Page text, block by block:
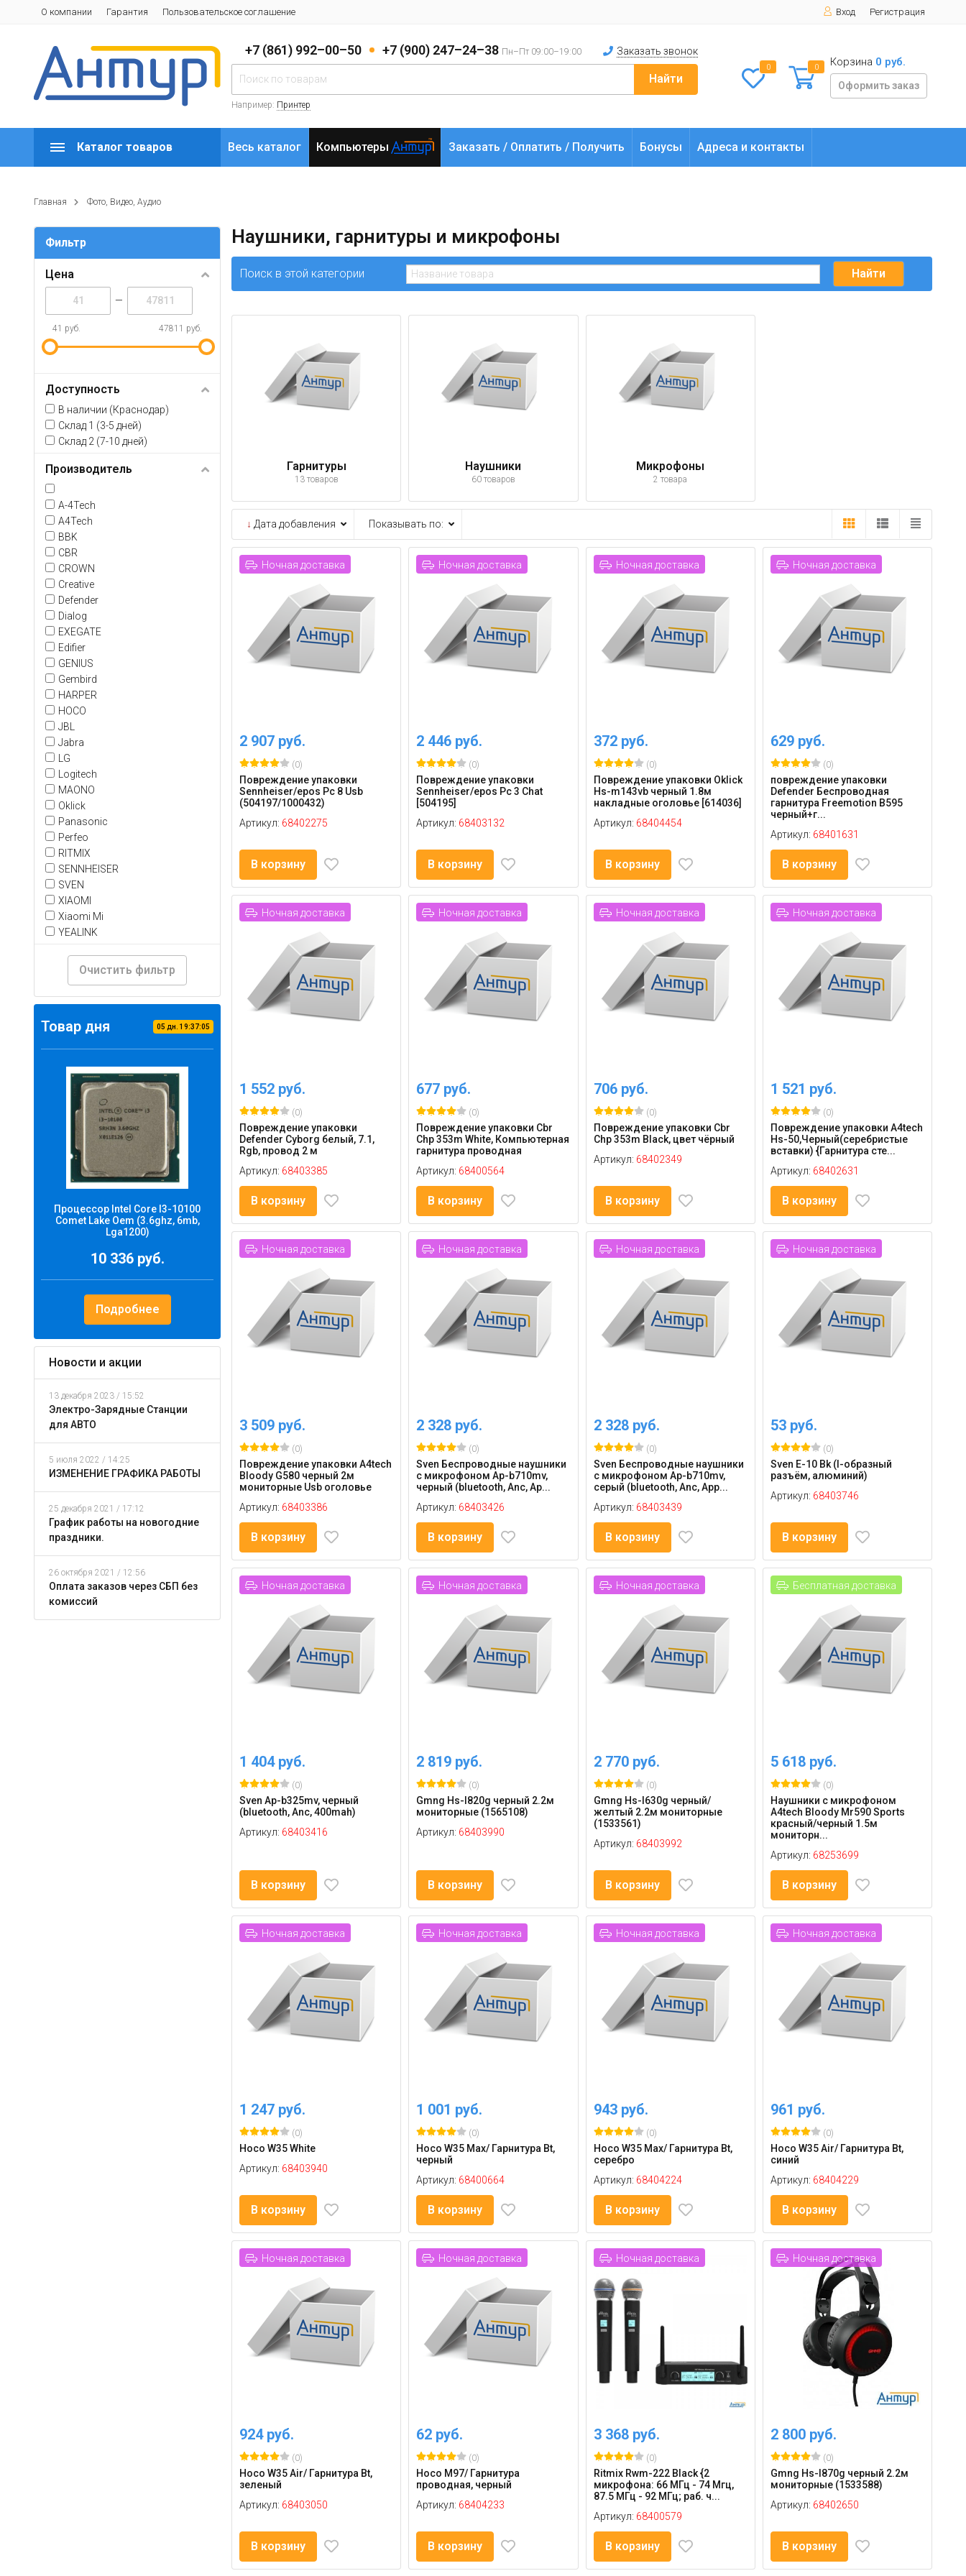
О компании Гарантия Пользовательское соглашение Вход Регистрация
+7 (861) 992–00–50 +7 (900) 247–24–38 Пн–Пт 09:00–19:00 Заказать звонок
Найти
Например: Принтер
0 0 Корзина 0 руб.
Оформить заказ
Каталог товаров Весь каталог Компьютеры Заказать / Оплатить / Получить Бонусы Адреса и контакты
Главная Фото, Видео, Аудио
Фильтр
Цена
—
41 руб. 47811 руб.
Доступность
В наличии (Краснодар)
Склад 1 (3-5 дней)
Склад 2 (7-10 дней)
Производитель
A-4Tech
A4Tech
BBK
CBR
CROWN
Creative
Defender
Dialog
EXEGATE
Edifier
GENIUS
Gembird
HARPER
HOCO
JBL
Jabra
LG
Logitech
MAONO
Oklick
Panasonic
Perfeo
RITMIX
SENNHEISER
SVEN
XIAOMI
Xiaomi Mi
YEALINK
Очистить фильтр
Товар дня 05 дн. 19:37:04
Процессор Intel Core I3-10100
Comet Lake Oem (3.6ghz, 6mb,
Lga1200)
10 336 руб.
Подробнее
Новости и акции
13 декабря 2023 / 15:52
Электро-Зарядные Станции
для АВТО
5 июля 2022 / 14:25
ИЗМЕНЕНИЕ ГРАФИКА РАБОТЫ
25 декабря 2021 / 17:12
График работы на новогодние
праздники.
26 октября 2021 / 12:56
Оплата заказов через СБП без
комиссий
Наушники, гарнитуры и микрофоны
Поиск в этой категории
Гарнитуры
13 товаров
Наушники
60 товаров
Микрофоны
2 товара
↓ Дата добавления Показывать по:
Ночная доставка
2 907 руб.
(0)
Повреждение упаковки
Sennheiser/epos Pc 8 Usb
(504197/1000432)
Артикул: 68402275
В корзину
Ночная доставка
2 446 руб.
(0)
Повреждение упаковки
Sennheiser/epos Pc 3 Chat
[504195]
Артикул: 68403132
В корзину
Ночная доставка
372 руб.
(0)
Повреждение упаковки Oklick
Hs-m143vb черный 1.8м
накладные оголовье [614036]
Артикул: 68404454
В корзину
Ночная доставка
629 руб.
(0)
повреждение упаковки
Defender Беспроводная
гарнитура Freemotion B595
черный+г...
Артикул: 68401631
В корзину
Ночная доставка
1 552 руб.
(0)
Повреждение упаковки
Defender Cyborg белый, 7.1,
Rgb, провод 2 м
Артикул: 68403385
В корзину
Ночная доставка
677 руб.
(0)
Повреждение упаковки Cbr
Chp 353m White, Компьютерная
гарнитура проводная
Артикул: 68400564
В корзину
Ночная доставка
706 руб.
(0)
Повреждение упаковки Cbr
Chp 353m Black, цвет чёрный
Артикул: 68402349
В корзину
Ночная доставка
1 521 руб.
(0)
Повреждение упаковки A4tech
Hs-50,Черный(серебристые
вставки) {Гарнитура сте...
Артикул: 68402631
В корзину
Ночная доставка
3 509 руб.
(0)
Повреждение упаковки A4tech
Bloody G580 черный 2м
мониторные Usb оголовье
Артикул: 68403386
В корзину
Ночная доставка
2 328 руб.
(0)
Sven Беспроводные наушники
с микрофоном Ap-b710mv,
черный (bluetooth, Anc, Ap...
Артикул: 68403426
В корзину
Ночная доставка
2 328 руб.
(0)
Sven Беспроводные наушники
с микрофоном Ap-b710mv,
серый (bluetooth, Anc, App...
Артикул: 68403439
В корзину
Ночная доставка
53 руб.
(0)
Sven E-10 Bk (l-образный
разъём, алюминий)
Артикул: 68403746
В корзину
Ночная доставка
1 404 руб.
(0)
Sven Ap-b325mv, черный
(bluetooth, Anc, 400mah)
Артикул: 68403416
В корзину
Ночная доставка
2 819 руб.
(0)
Gmng Hs-l820g черный 2.2м
мониторные (1565108)
Артикул: 68403990
В корзину
Ночная доставка
2 770 руб.
(0)
Gmng Hs-l630g черный/
желтый 2.2м мониторные
(1533561)
Артикул: 68403992
В корзину
Бесплатная доставка
5 618 руб.
(0)
Наушники с микрофоном
A4tech Bloody Mr590 Sports
красный/черный 1.5м
мониторн...
Артикул: 68253699
В корзину
Ночная доставка
1 247 руб.
(0)
Hoco W35 White
Артикул: 68403940
В корзину
Ночная доставка
1 001 руб.
(0)
Hoco W35 Max/ Гарнитура Bt,
черный
Артикул: 68400664
В корзину
Ночная доставка
943 руб.
(0)
Hoco W35 Max/ Гарнитура Bt,
серебро
Артикул: 68404224
В корзину
Ночная доставка
961 руб.
(0)
Hoco W35 Air/ Гарнитура Bt,
синий
Артикул: 68404229
В корзину
Ночная доставка
924 руб.
(0)
Hoco W35 Air/ Гарнитура Bt,
зеленый
Артикул: 68403050
В корзину
Ночная доставка
62 руб.
(0)
Hoco M97/ Гарнитура
проводная, черный
Артикул: 68404233
В корзину
Ночная доставка
3 368 руб.
(0)
Ritmix Rwm-222 Black {2
микрофона: 66 МГц - 74 Мгц,
87.5 МГц - 92 МГц; раб. ч...
Артикул: 68400579
В корзину
Ночная доставка
2 800 руб.
(0)
Gmng Hs-l870g черный 2.2м
мониторные (1533588)
Артикул: 68402650
В корзину